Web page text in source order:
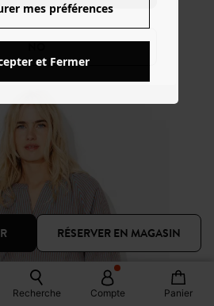
NO
Recherche Compte Panier
RÉSERVER EN MAGASIN
mes préférences
et Fermer